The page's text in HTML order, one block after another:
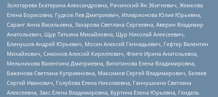
Золотарева Екатерина Александровна, Рачинский Ян Збигневич, Жемкова
Елена Борисовна, Гудков Лев Дмитриевич, Илларионова Юлия Юрьевна,
Саранг Анна Васильевна, Захарова Светлана Сергеевна, Аверин Владимир
Анатольевич, Щур Татьяна Михайловна, Щур Николай Алексеевич,
Блинушов Андрей Юрьевич, Мосин Алексей Геннадьевич, Гефтер Валентин
Михайлович, Симонов Алексей Кириллович, Флиге Ирина Анатольевна,
Мельникова Валентина Дмитриевна, Вититинова Елена Владимировна,
Баженова Светлана Куприяновна, Максимов Сергей Владимирович, Беляев
Сергей Иванович, Голубева Елена Николаевна, Ганнушкина Светлана
Алексеевна, Закс Елена Владимировна, Буртина Елена Юрьевна, Гендель